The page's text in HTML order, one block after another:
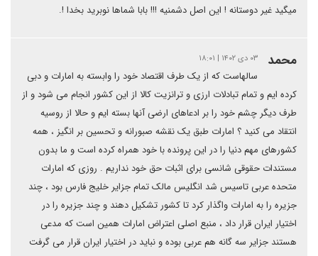
میگید غیر دوستانه ! این اصل دشمنیه !!! بابا شماها نوبرید بخدا !.
محمد ۰۳ دی ۱۴۰۲ | ۱۸:۰۱
سالهاست که از یک طرف اقتصاد خود را وابسته به امارات و دبی
کرده ایم و تمام تبادلات ارزی و ترانزیت کالا از این کشور انجام می شود و از
طرف دیگر چشم خود را بر ادعاهای ارضی آنها بسته ایم و حالا از روسیه
انتقاد می کنید ؟ امارات طبق یک نقشه صبورانه و تحسین بر انگیز ، همه
کشورهای مهم دنیا را در این پرونده با خود همراه کرده است و ما بدون
مستندات حقوقی شانسی برای اثبات حق خود نداریم . روزی که امارات
متحده عربی تاسیس شد انگلیس مالک تمام جزایر خلیج فارس بود ، چند
جزیره را به امارات واگذار کرد تا کشور تشکیل دهند و چند جزیره را در
اختیار ایران قرار داد ، منبع اصلی اعتراض امارات همین است که مدعی
هستند جزایر سه گانه هم عربی بوده و نباید در اختیار ایران قرار می گرفت